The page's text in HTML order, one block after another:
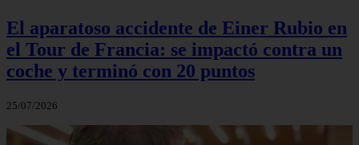
El aparatoso accidente de Einer Rubio en
el Tour de Francia: se impactó contra un
coche y terminó con 20 puntos
25/07/2026